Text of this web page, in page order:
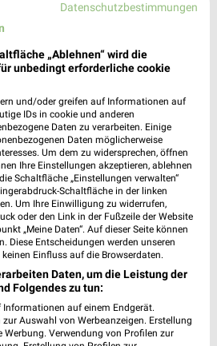
6
- 20:00 Uhr | Geöffnet
Neustadt
Straße 11
- 19:00 Uhr | Geöffnet
Angebote: 1 Prospekt
22
- 18:00 Uhr | Geöffnet
Datenschutzbestimmungen
„Ablehnen“ wird die
unbedingt erforderliche cookie
und/oder greifen auf Informationen auf
IDs in cookie und anderen
Daten zu verarbeiten. Einige
Daten möglicherweise
Um dem zu widersprechen, öffnen
Ihre Einstellungen akzeptieren, ablehnen
Schaltfläche „Einstellungen verwalten“
Schaltfläche in der linken
Um Ihre Einwilligung zu widerrufen,
oder den Link in der Fußzeile der Website
„Meine Daten“. Auf dieser Seite können
Diese Entscheidungen werden unseren
Einfluss auf die Browserdaten.
Daten, um die Leistung der
Folgendes zu tun:
auf einem Endgerät.
Auswahl von Werbeanzeigen. Erstellung
Verwendung von Profilen zur